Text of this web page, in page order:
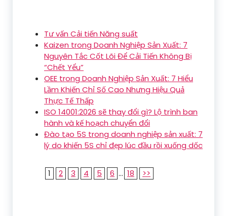
Tư vấn Cải tiến Năng suất
Kaizen trong Doanh Nghiệp Sản Xuất: 7
Nguyên Tắc Cốt Lõi Để Cải Tiến Không Bị
“Chết Yểu”
OEE trong Doanh Nghiệp Sản Xuất: 7 Hiểu
Lầm Khiến Chỉ Số Cao Nhưng Hiệu Quả
Thực Tế Thấp
ISO 14001:2026 sẽ thay đổi gì? Lộ trình ban
hành và kế hoạch chuyển đổi
Đào tạo 5S trong doanh nghiệp sản xuất: 7
lý do khiến 5S chỉ đẹp lúc đầu rồi xuống dốc
1 2 3 4 5 6 ... 18 >>